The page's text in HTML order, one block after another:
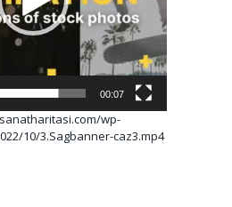
00:07
wp-
10/3.Sagbanner-caz3.mp4